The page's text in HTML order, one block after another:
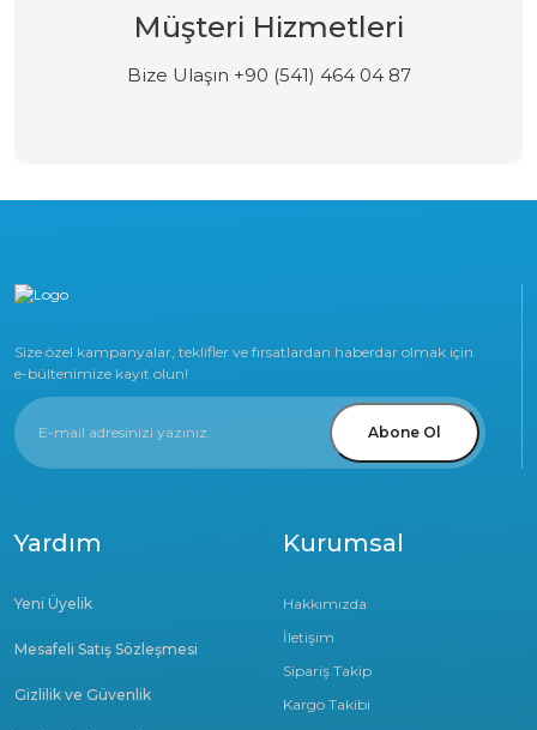
Müşteri Hizmetleri
Bize Ulaşın +90 (541) 464 04 87
Size özel kampanyalar, teklifler ve fırsatlardan haberdar olmak için
e-bültenimize kayıt olun!
Abone Ol
Kurumsal
Hakkımızda
İletişim
Sipariş Takip
Kargo Takibi
Yardım
Yeni Üyelik
Mesafeli Satış Sözleşmesi
Gizlilik ve Güvenlik